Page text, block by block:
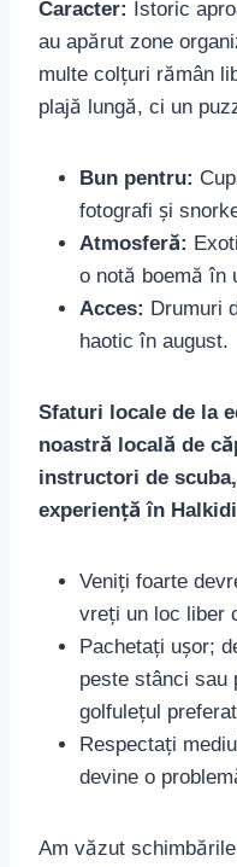
Caracter: Istoric
au apărut zone
multe colțuri rămân
plajă lungă, ci un
Bun pentru:
fotografi și
Atmosferă:
o notă boemă în
Acces: Drumuri
haotic în august.
Sfaturi locale de la
noastră locală de
instructori de
experiență în
Veniți foarte
vreți un loc liber
Pachetați ușor;
peste stânci sau
golfulețul
Respectați
devine o
Am văzut